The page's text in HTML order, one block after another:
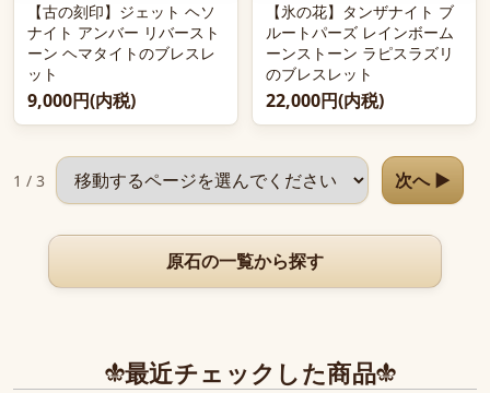
【古の刻印】ジェット ヘソ
ナイト アンバー リバースト
ーン ヘマタイトのブレスレ
ット
9,000円(内税)
【氷の花】タンザナイト ブ
ルートパーズ レインボーム
ーンストーン ラピスラズリ
のブレスレット
22,000円(内税)
1 / 3
ページを選択 次へ ▶
原石の一覧から探す
最近チェックした商品